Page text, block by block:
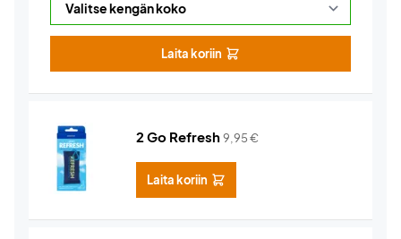
Laita koriin
2 Go Refresh9,95€
Laita koriin